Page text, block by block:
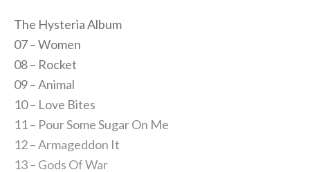
The Hysteria Album
07 – Women
08 – Rocket
09 – Animal
10 – Love Bites
11 – Pour Some Sugar On Me
12 – Armageddon It
13 – Gods Of War